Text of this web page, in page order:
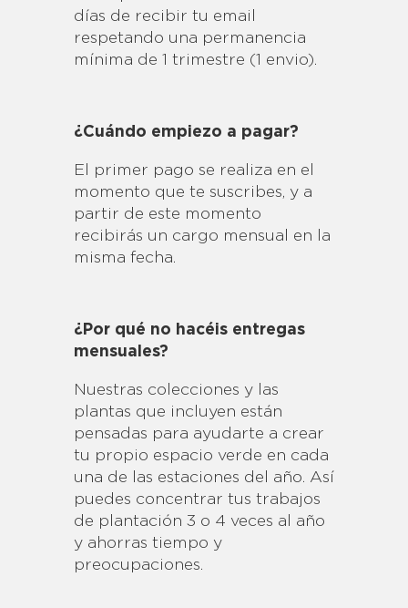
días de recibir tu email
respetando una permanencia
mínima de 1 trimestre (1 envio).
¿Cuándo empiezo a pagar?
El primer pago se realiza en el
momento que te suscribes, y a
partir de este momento
recibirás un cargo mensual en la
misma fecha.
¿Por qué no hacéis entregas
mensuales?
Nuestras colecciones y las
plantas que incluyen están
pensadas para ayudarte a crear
tu propio espacio verde en cada
una de las estaciones del año. Así
puedes concentrar tus trabajos
de plantación 3 o 4 veces al año
y ahorras tiempo y
preocupaciones.